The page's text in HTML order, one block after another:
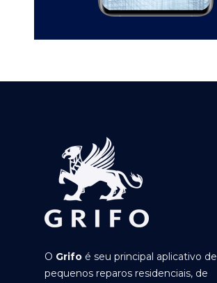
O Grifo é seu principal aplicativo de
pequenos reparos residenciais, de